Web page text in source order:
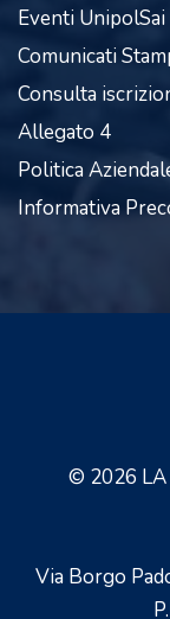
Eventi UnipolSai
Comunicati
Consulta
Allegato 4
Politica
Informativa
© 2026
Via Borgo